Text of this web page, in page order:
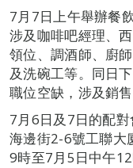
7月7日上午舉辦餐
涉及咖啡吧經理、
領位、調酒師、廚
及洗碗工等。同日
職位空缺，涉及銷售
7月6日及7日的配
海邊街2-6號工聯大
9時至7月5日中午12